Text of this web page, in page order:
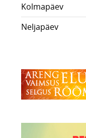
Kolmapäev
Neljapäev